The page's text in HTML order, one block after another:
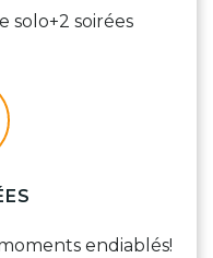
solo+2 soirées
endiablés!